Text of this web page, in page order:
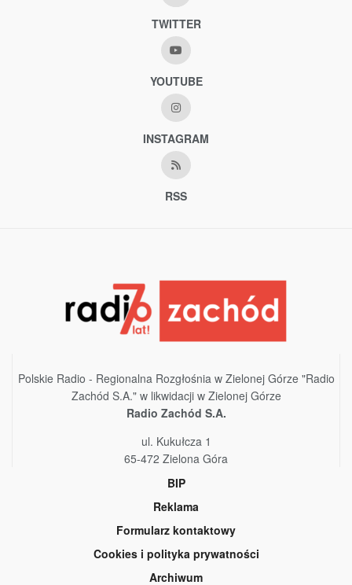
TWITTER
YOUTUBE
INSTAGRAM
RSS
Polskie Radio - Regionalna Rozgłośnia w Zielonej Górze "Radio
Zachód S.A." w likwidacji w Zielonej Górze
Radio Zachód S.A.
ul. Kukułcza 1
65-472 Zielona Góra
BIP
Reklama
Formularz kontaktowy
Cookies i polityka prywatności
Archiwum